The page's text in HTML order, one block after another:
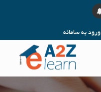
ورود به سامانه